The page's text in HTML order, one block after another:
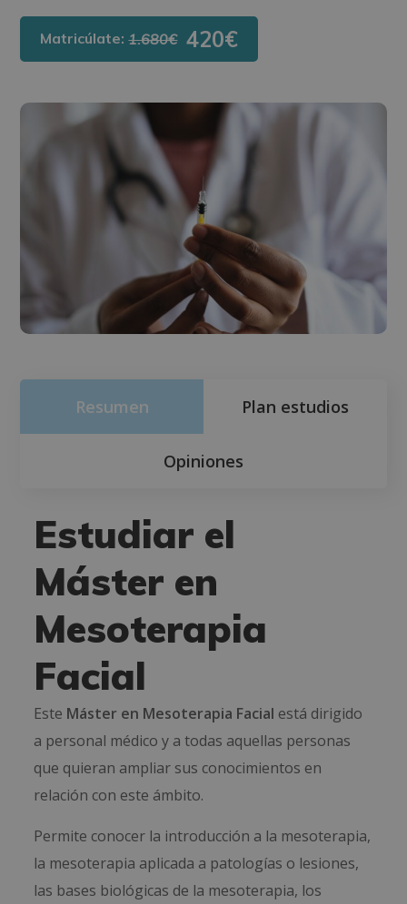
Matricúlate:1.680€ 420€
Resumen Plan estudios
Opiniones
Estudiar el
Máster en
Mesoterapia
Facial
Este Máster en Mesoterapia Facial está dirigido
a personal médico y a todas aquellas personas
que quieran ampliar sus conocimientos en
relación con este ámbito.
Permite conocer la introducción a la mesoterapia,
la mesoterapia aplicada a patologías o lesiones,
las bases biológicas de la mesoterapia, los